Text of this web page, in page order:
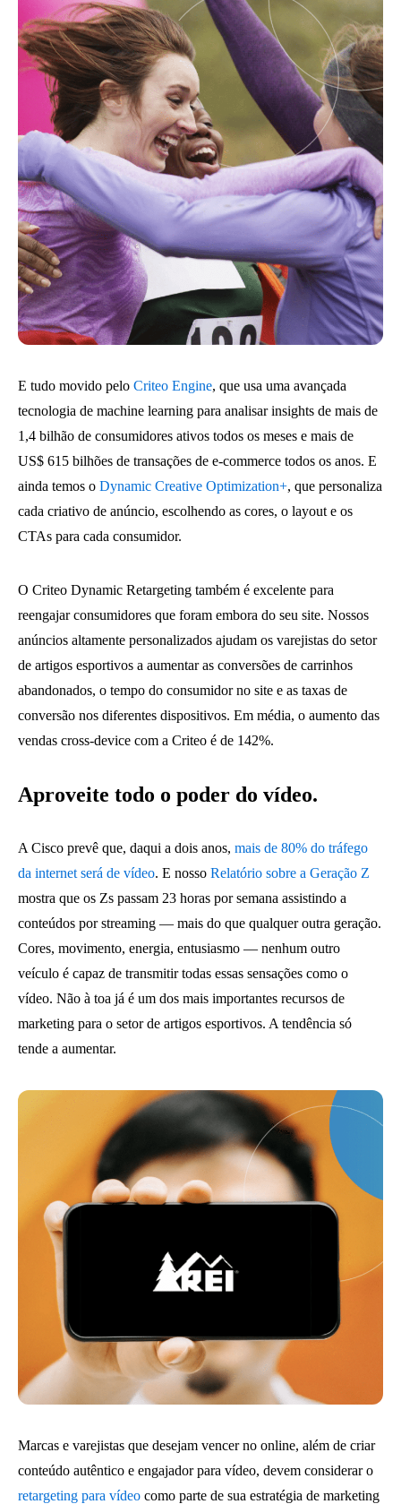
E tudo movido pelo Criteo Engine, que usa uma avançada
tecnologia de machine learning para analisar insights de mais de
1,4 bilhão de consumidores ativos todos os meses e mais de
US$ 615 bilhões de transações de e-commerce todos os anos. E
ainda temos o Dynamic Creative Optimization+, que personaliza
cada criativo de anúncio, escolhendo as cores, o layout e os
CTAs para cada consumidor.
O Criteo Dynamic Retargeting também é excelente para
reengajar consumidores que foram embora do seu site. Nossos
anúncios altamente personalizados ajudam os varejistas do setor
de artigos esportivos a aumentar as conversões de carrinhos
abandonados, o tempo do consumidor no site e as taxas de
conversão nos diferentes dispositivos. Em média, o aumento das
vendas cross-device com a Criteo é de 142%.
Aproveite todo o poder do vídeo.
A Cisco prevê que, daqui a dois anos, mais de 80% do tráfego
da internet será de vídeo. E nosso Relatório sobre a Geração Z
mostra que os Zs passam 23 horas por semana assistindo a
conteúdos por streaming — mais do que qualquer outra geração.
Cores, movimento, energia, entusiasmo — nenhum outro
veículo é capaz de transmitir todas essas sensações como o
vídeo. Não à toa já é um dos mais importantes recursos de
marketing para o setor de artigos esportivos. A tendência só
tende a aumentar.
Marcas e varejistas que desejam vencer no online, além de criar
conteúdo autêntico e engajador para vídeo, devem considerar o
retargeting para vídeo como parte de sua estratégia de marketing